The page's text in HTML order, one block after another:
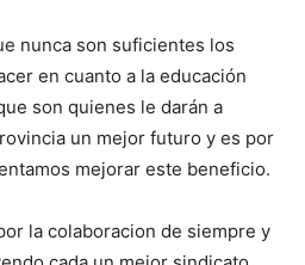
nunca son suficientes los
en cuanto a la educación
son quienes le darán a
un mejor futuro y es por
mejorar este beneficio.
la colaboracion de siempre y